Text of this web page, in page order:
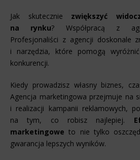
Jak skutecznie zwiększyć
na rynku? Współpracą z
Profesjonaliści z agencji doskonale
i narzędzia, które pomogą
konkurencji.
Kiedy prowadzisz własny biznes,
Agencja marketingowa przejmuje na
i realizacji kampanii reklamowych,
na tym, co robisz najlepiej.
marketingoweto nie tylko
gwarancja lepszych wyników.